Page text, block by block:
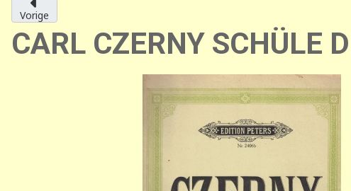
Vorige
CARL CZERNY SCHÜLE